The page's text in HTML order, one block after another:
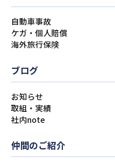
自動車事故
ケガ・個人賠償
海外旅行保険
ブログ
お知らせ
取組・実績
社内note
仲間のご紹介